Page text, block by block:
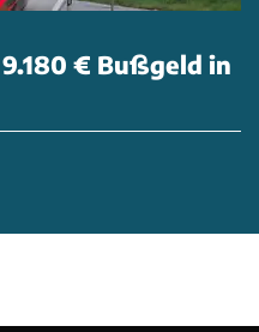
€ Bußgeld in